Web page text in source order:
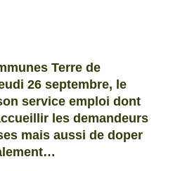
Terre de
26 septembre, le
service emploi dont
les demandeurs
mais aussi de doper